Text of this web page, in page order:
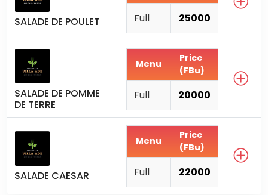
SALADE DE POULET Full 25000
SALADE DE POMME
DE TERRE
Menu
Price
(FBu)
Full 20000
SALADE CAESAR
Menu
Price
(FBu)
Full 22000